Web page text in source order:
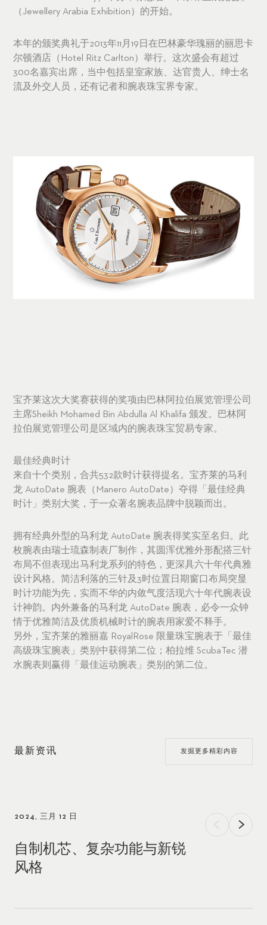
（Jewellery Arabia Exhibition）的开始。
本年的颁奖典礼于2013年11月19日在巴林豪华瑰丽的丽思卡
尔顿酒店（Hotel Ritz Carlton）举行。这次盛会有超过
300名嘉宾出席，当中包括皇室家族、达官贵人、绅士名
流及外交人员，还有记者和腕表珠宝界专家。
宝齐莱这次大奖赛获得的奖项由巴林阿拉伯展览管理公司
主席Sheikh Mohamed Bin Abdulla Al Khalifa 颁发。巴林阿
拉伯展览管理公司是区域内的腕表珠宝贸易专家。
最佳经典时计
来自十个类别，合共532款时计获得提名。宝齐莱的马利
龙 AutoDate 腕表（Manero AutoDate）夺得「最佳经典
时计」类别大奖，于一众著名腕表品牌中脱颖而出。
拥有经典外型的马利龙 AutoDate 腕表得奖实至名归。此
枚腕表由瑞士琉森制表厂制作，其圆浑优雅外形配搭三针
布局不但表现出马利龙系列的特色，更深具六十年代典雅
设计风格。简洁利落的三针及3时位置日期窗口布局突显
时计功能为先，实而不华的内敛气度活现六十年代腕表设
计神韵。内外兼备的马利龙 AutoDate 腕表，必令一众钟
情于优雅简洁及优质机械时计的腕表用家爱不释手。
另外，宝齐莱的雅丽嘉 RoyalRose 限量珠宝腕表于「最佳
高级珠宝腕表」类别中获得第二位；柏拉维 ScubaTec 潜
水腕表则赢得「最佳运动腕表」类别的第二位。
最新资讯 发掘更多精彩内容
2024, 三月 12 日
自制机芯、复杂功能与新锐
风格